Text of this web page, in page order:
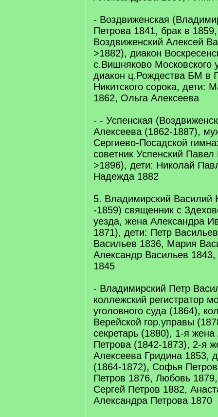
- Воздвиженская
Петрова 1841, брак в
Воздвиженский Алексей
>1882), диакон
с.Вишняково Московского
диакон ц.Рождества БМ в
Никитского сорока, дети:
1862, Ольга Алексеева
- - Успенская
Алексеева (1862-1887),
Сергиево-Посадской
советник Успенский
>1896), дети: Николай
Надежда 1882
5. Владимирский Василий
-1859) священник с
уезда, жена Александра
1871), дети: Петр
Васильев 1836, Мария
Александр Васильев
1845
- Владимирский Петр
коллежский регистратор
уголовного суда (1864),
Верейской гор.управы
секретарь (1880), 1-я
Петрова (1842-1873), 2-я
Алексеева Гридина 1853,
(1864-1872), Софья
Петров 1876, Любовь
Сергей Петров 1882,
Александра Петрова 1870